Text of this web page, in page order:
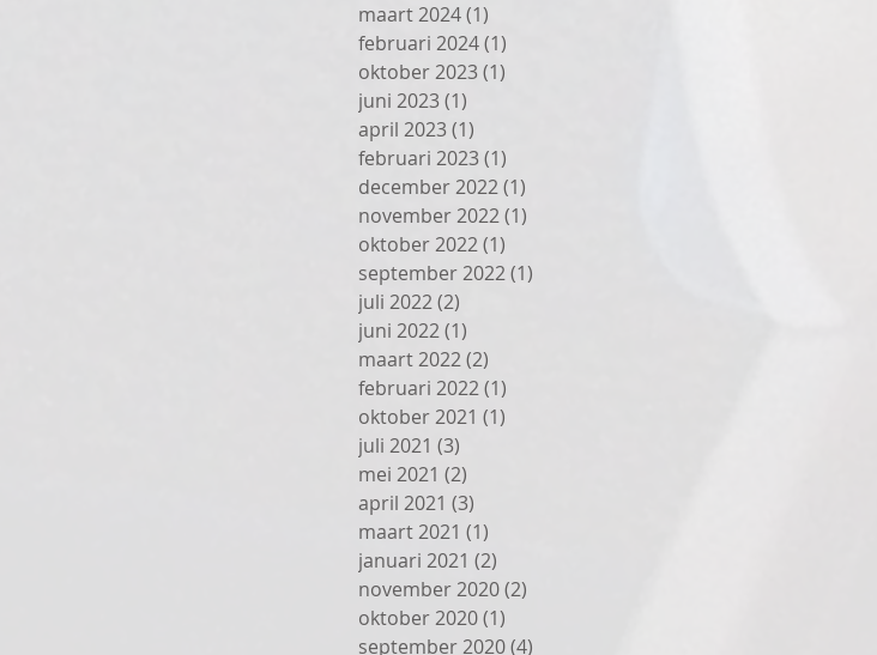
maart 2024(1)
februari 2024(1)
oktober 2023(1)
juni 2023(1)
april 2023(1)
februari 2023(1)
december 2022(1)
november 2022(1)
oktober 2022(1)
september 2022(1)
juli 2022(2)
juni 2022(1)
maart 2022(2)
februari 2022(1)
oktober 2021 (1)
juli 2021 (3)
mei 2021 (2)
april 2021 (3)
maart 2021 (1)
januari 2021 (2)
november 2020(2)
oktober 2020(1)
september 2020(4)